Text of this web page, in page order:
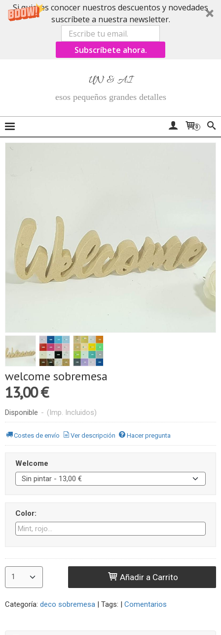
Si quieres conocer nuestros descuentos y novedades
suscríbete a nuestra newsletter.
Subscríbete ahora.
UN & AI
esos pequeños grandes detalles
0
welcome sobremesa
13,00 €
Disponible - (Imp. Incluidos)
Costes de envío Ver descripción Hacer pregunta
Welcome
Color:
Añadir a Carrito
Categoría: deco sobremesa | Tags: | Comentarios